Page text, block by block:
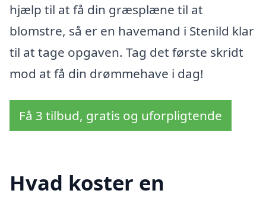
hjælp til at få din græsplæne til at
blomstre, så er en havemand i Stenild klar
til at tage opgaven. Tag det første skridt
mod at få din drømmehave i dag!
Få 3 tilbud, gratis og uforpligtende
Hvad koster en